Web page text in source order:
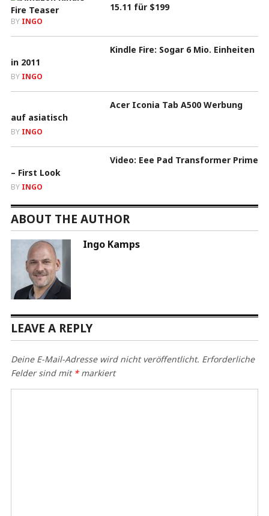
15.11 für $199
BY INGO
Kindle Fire: Sogar 6 Mio. Einheiten
in 2011
BY INGO
Acer Iconia Tab A500 Werbung
auf asiatisch
BY INGO
Video: Eee Pad Transformer Prime
– First Look
BY INGO
ABOUT THE AUTHOR
Ingo Kamps
LEAVE A REPLY
Deine E-Mail-Adresse wird nicht veröffentlicht. Erforderliche
Felder sind mit *markiert